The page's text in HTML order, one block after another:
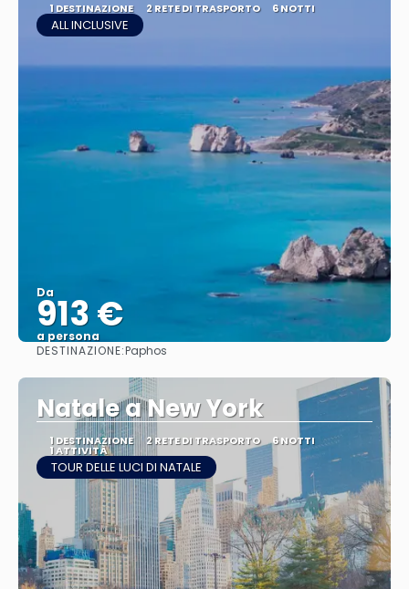
1 DESTINAZIONE 2 RETE DI TRASPORTO 6 NOTTI
ALL INCLUSIVE
Da
913 €
a persona
DESTINAZIONE:Paphos
Natale a New York
1 DESTINAZIONE 2 RETE DI TRASPORTO 6 NOTTI
1 ATTIVITÀ
TOUR DELLE LUCI DI NATALE